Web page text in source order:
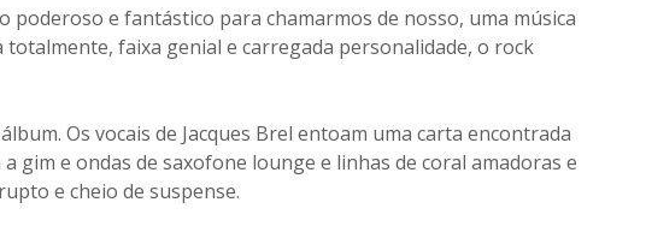
poderoso e fantástico para chamarmos de nosso, uma música
faixa genial e carregada personalidade, o rock
Os vocais de Jacques Brel entoam uma carta encontrada
gim e ondas de saxofone lounge e linhas de coral amadoras e
e cheio de suspense.